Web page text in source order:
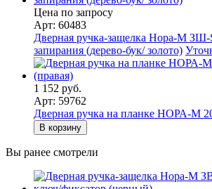
Цена по запросу
Арт: 60483
Дверная ручка-защелка Нора-М ЗШ-
запирания (дерево-бук/ золото)
1 152 руб.
Арт: 59762
Дверная ручка на планке НОРА-М
В корзину
Вы ранее смотрели